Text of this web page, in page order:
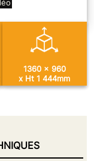
1360 x 960
x Ht 1 444mm